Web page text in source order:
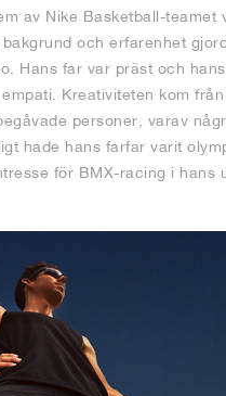
av Nike Basketball-teamet
och erfarenhet
Hans far var präst och
Kreativiteten kom
personer, varav
hade hans farfar varit
för BMX-racing i hans